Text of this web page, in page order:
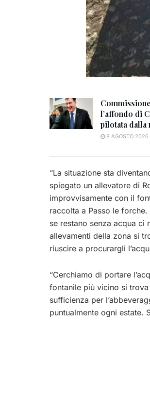
l’affondo di
pilotata dalla
8 AGOSTO 2026
“La situazione sta
spiegato un allevatore di
improvvisamente con il
raccolta a Passo le
se restano senza acqua ci
allevamenti della zona si
riuscire a procurargli
“Cerchiamo di portare
fontanile più vicino si
sufficienza per
puntualmente ogni estate.